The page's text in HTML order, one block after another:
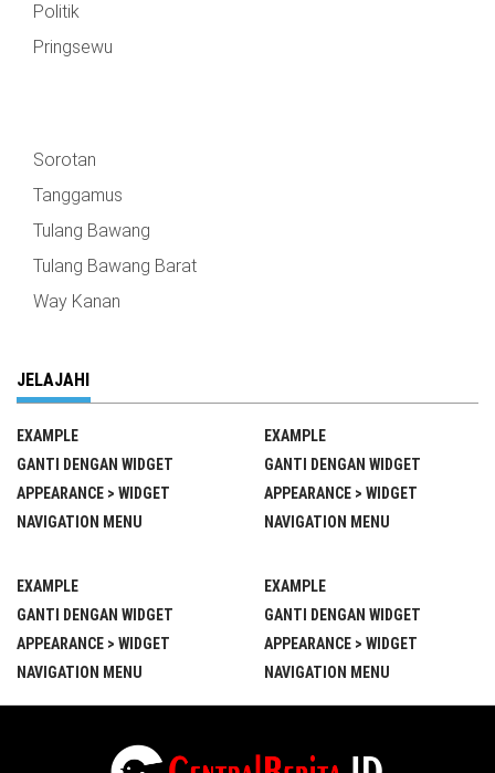
Politik
Pringsewu
Sorotan
Tanggamus
Tulang Bawang
Tulang Bawang Barat
Way Kanan
JELAJAHI
EXAMPLE
GANTI DENGAN WIDGET
APPEARANCE > WIDGET
NAVIGATION MENU
EXAMPLE
GANTI DENGAN WIDGET
APPEARANCE > WIDGET
NAVIGATION MENU
EXAMPLE
GANTI DENGAN WIDGET
APPEARANCE > WIDGET
NAVIGATION MENU
EXAMPLE
GANTI DENGAN WIDGET
APPEARANCE > WIDGET
NAVIGATION MENU